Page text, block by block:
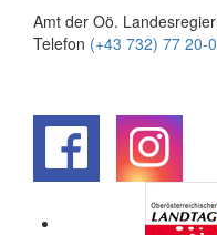
Amt der Oö.
Telefon (+43 732) 77 20-0